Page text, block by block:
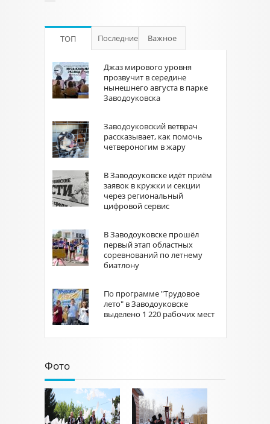
ТОП Последние Важное
Джаз мирового уровня
прозвучит в середине
нынешнего августа в парке
Заводоуковска
Заводоуковский ветврач
рассказывает, как помочь
четвероногим в жару
В Заводоуковске идёт приём
заявок в кружки и секции
через региональный
цифровой сервис
В Заводоуковске прошёл
первый этап областных
соревнований по летнему
биатлону
По программе "Трудовое
лето" в Заводоуковске
выделено 1 220 рабочих мест
Фото